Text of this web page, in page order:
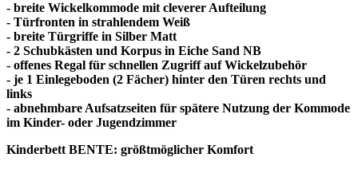
- breite Wickelkommode mit cleverer Aufteilung
- Türfronten in strahlendem Weiß
- breite Türgriffe in Silber Matt
- 2 Schubkästen und Korpus in Eiche Sand NB
- offenes Regal für schnellen Zugriff auf Wickelzubehör
- je 1 Einlegeboden (2 Fächer) hinter den Türen rechts und
links
- abnehmbare Aufsatzseiten für spätere Nutzung der Kommode
im Kinder- oder Jugendzimmer
Kinderbett BENTE: größtmöglicher Komfort